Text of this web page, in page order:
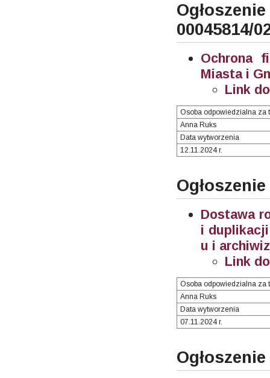
00045814/
Ochrona
Miasta i
Link
Osoba odpowiedzialna za
Anna Ruks
Data wytworzenia
12.11.2024 r.
Dostawa
i
u i
Link
Osoba odpowiedzialna za
Anna Ruks
Data wytworzenia
07.11.2024 r.